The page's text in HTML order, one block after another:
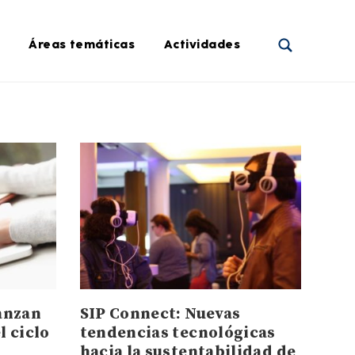
Áreas temáticas Actividades
ciclo
SIP Connect: Nuevas
tendencias tecnológicas